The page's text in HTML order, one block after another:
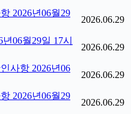
2026년06월29
2026.06.29
06월29일 17시
2026.06.29
사항 2026년06
2026.06.29
2026년06월29
2026.06.29